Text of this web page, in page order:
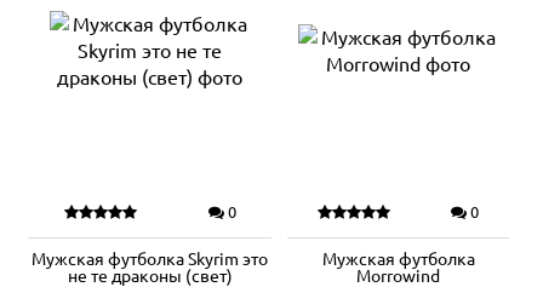
0
Мужская футболка Skyrim это
не те драконы (свет)
0
Мужская футболка
Morrowind